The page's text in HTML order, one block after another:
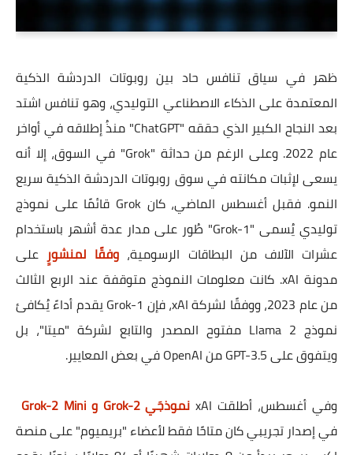
ظهر في سياق تنافس حاد بين روبوتات الدردشة الذكية
المعتمدة على الذكاء الاصطناعي التوليدي، وهو تنافس اشتد
بعد النجاح الكبير الذي حققه "ChatGPT" منذُ إطلاقه في أواخر
عام 2022. وعلى الرغم من حداثة "Grok" في السوق، إلا أنه
يسعى لإثبات مكانته في سوق روبوتات الدردشة الذكية سريع
النمو. فقبل أغسطس الماضي، كان Grok قائمًا على نموذج
توليدي يُسمى "Grok-1" طُور على مدار عدة أشهر باستخدام
عشرات الآلاف من البطاقات الرسومية، وفقًا لمنشورٍ على
مدونة xAI. كانت معلومات النموذج متوقفة عند الربع الثالث
من عام 2023، ووفقًا لشركة xAI، فإن Grok-1 يقدم أداءً يُكافئ
نموذج Llama 2 مفتوح المصدر والتابع لشركة "ميتا"، بل
ويتفوق على GPT-3.5 من OpenAI في بعض المعايير.
وفي أغسطس، أطلقت xAI
نموذجَي Grok-2 و Grok-2 Mini
في إصدار تجريبي كان متاحًا فقط لأعضاء "بريميوم" على منصة